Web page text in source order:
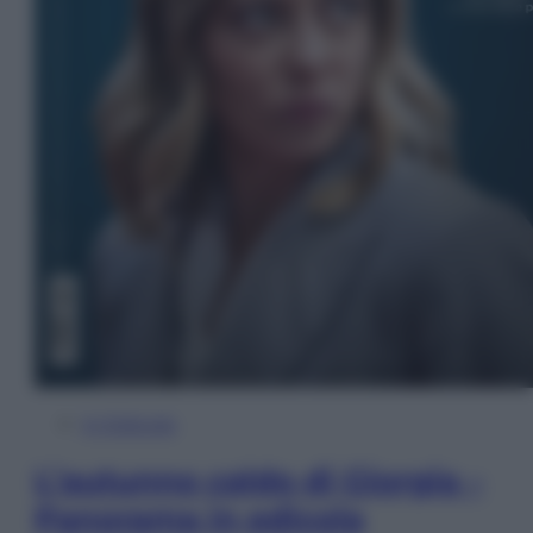
L’autunno caldo di Giorgia –